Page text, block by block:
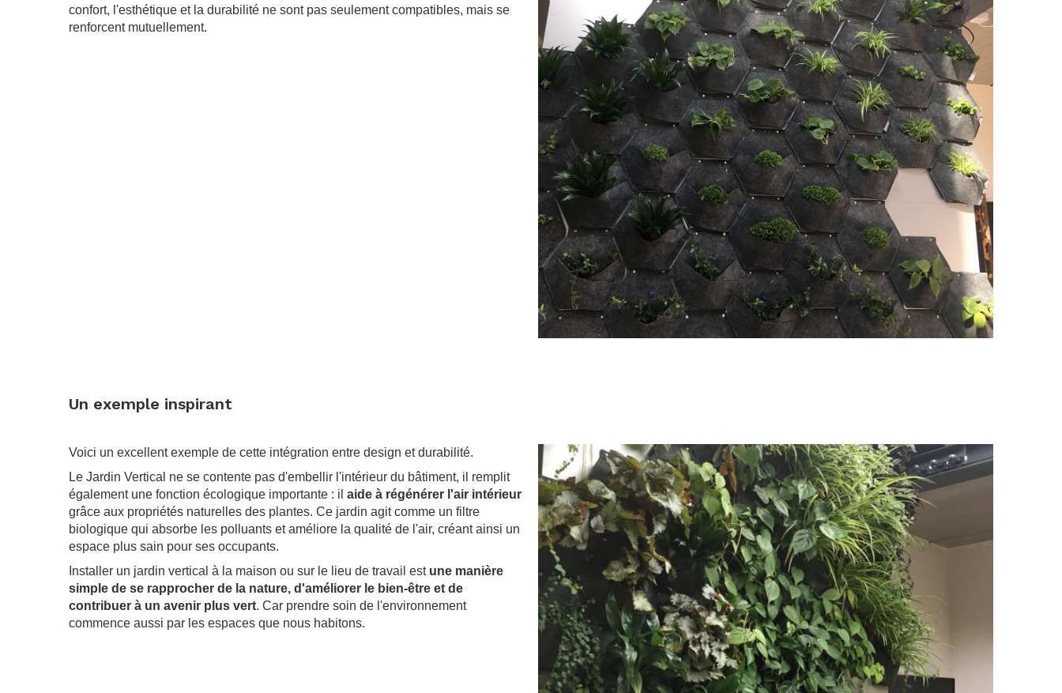
confort, l'esthétique et la durabilité ne sont pas seulement compatibles, mais se
renforcent mutuellement.
Un exemple inspirant
Voici un excellent exemple de cette intégration entre design et durabilité.
Le Jardin Vertical ne se contente pas d'embellir l'intérieur du bâtiment, il remplit
également une fonction écologique importante : il aide à régénérer l'air intérieur
grâce aux propriétés naturelles des plantes. Ce jardin agit comme un filtre
biologique qui absorbe les polluants et améliore la qualité de l'air, créant ainsi un
espace plus sain pour ses occupants.
Installer un jardin vertical à la maison ou sur le lieu de travail est une manière
simple de se rapprocher de la nature, d'améliorer le bien-être et de
contribuer à un avenir plus vert. Car prendre soin de l'environnement
commence aussi par les espaces que nous habitons.